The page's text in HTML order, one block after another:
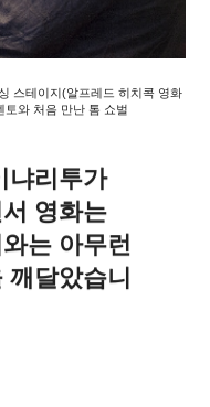
스테이지(알프레드 히치콕 영화
와 처음 만난 톰 쇼벌
냐리투가
영화는
는 아무런
달았습니